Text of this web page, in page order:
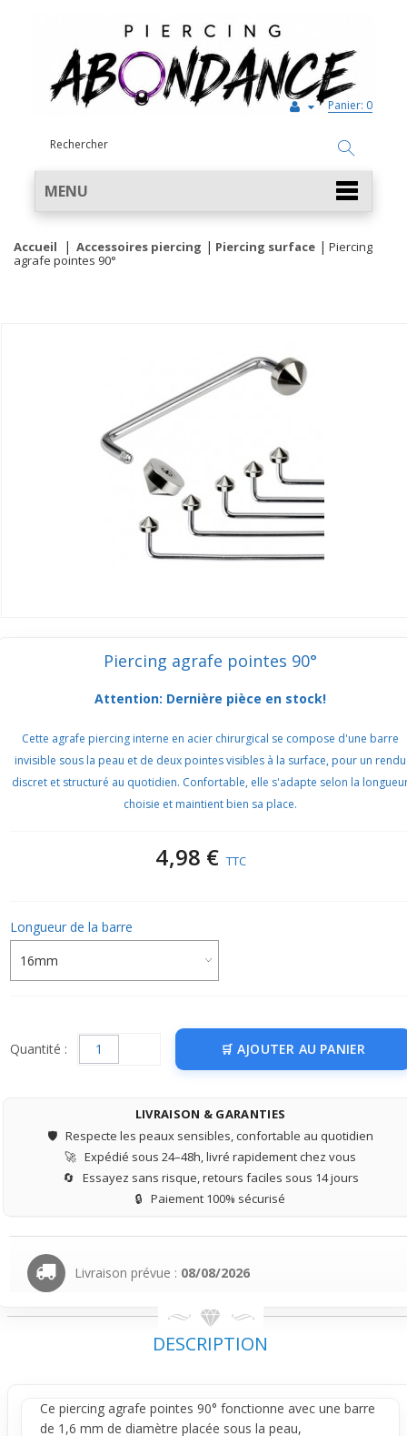
Panier: 0
MENU
Accueil Accessoires piercing Piercing surface
Piercing
agrafe pointes 90°
Piercing agrafe pointes 90°
Attention: Dernière pièce en stock!
Cette agrafe piercing interne en acier chirurgical se compose d'une barre
invisible sous la peau et de deux pointes visibles à la surface, pour un rendu
discret et structuré au quotidien. Confortable, elle s'adapte selon la
choisie et maintient bien sa place.
4,98 € TTC
Longueur de la barre
Quantité : AJOUTER AU PANIER
LIVRAISON & GARANTIES
🛡️ Respecte les peaux sensibles, confortable au quotidien
🚀 Expédié sous 24–48h, livré rapidement chez vous
🔄 Essayez sans risque, retours faciles sous 14 jours
🔒 Paiement 100% sécurisé
Livraison prévue : 08/08/2026
DESCRIPTION
Ce piercing agrafe pointes 90° fonctionne avec une barre
de 1,6 mm de diamètre placée sous la peau,